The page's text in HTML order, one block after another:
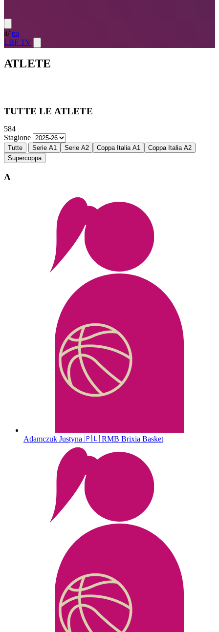
it/ en
LBF TV
ATLETE
TUTTE LE ATLETE
584
Stagione
Tutte Serie A1 Serie A2 Coppa Italia A1
Coppa Italia A2
Supercoppa
A
Adamczuk Justyna 🇵🇱 RMB Brixia Basket